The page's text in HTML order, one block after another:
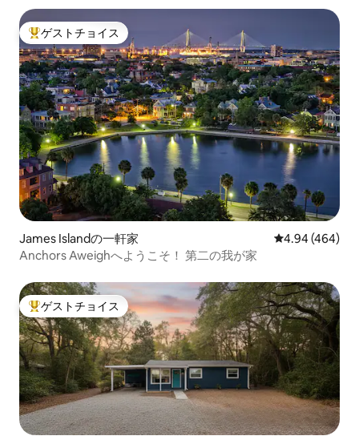
大好評のゲストチョイスです。
ゲストチョイス
James Islandの一軒家 レビュー464
4.94 (464)
Anchors Aweighへようこそ！ 第二の我が家
大好評のゲストチョイスです。
ゲストチョイス